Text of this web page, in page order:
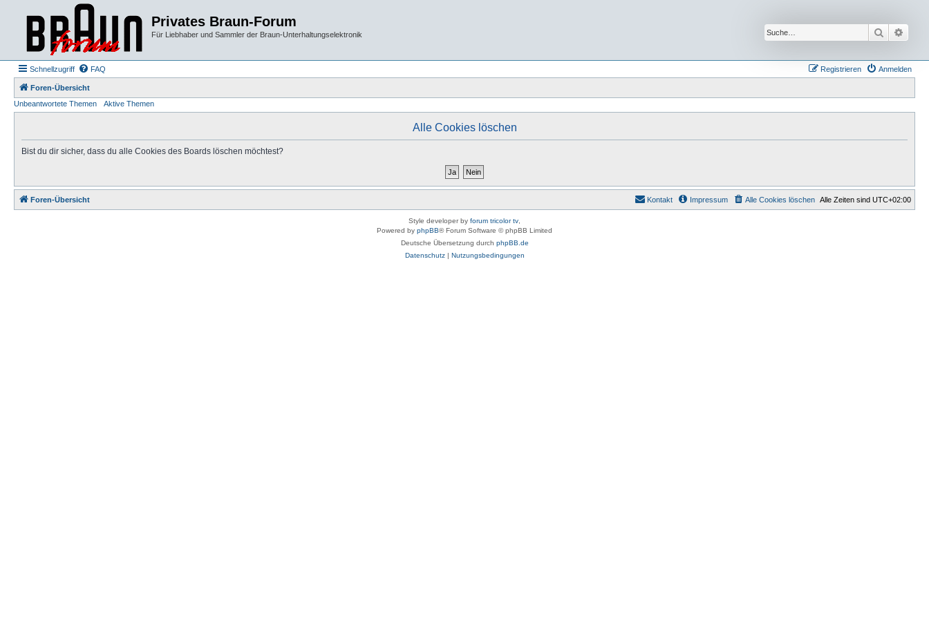
Privates Braun-Forum
Für Liebhaber und Sammler der Braun-Unterhaltungselektronik Suche
Schnellzugriff FAQ Anmelden
Registrieren
Foren-Übersicht
Unbeantwortete Themen
Aktive Themen
Alle Cookies löschen
Bist du dir sicher, dass du alle Cookies des Boards löschen möchtest?
Foren-Übersicht Alle Zeiten sind UTC+02:00
Alle Cookies löschen
Impressum
Kontakt
Style developer by forum tricolor tv
Powered by phpBB® Forum Software © phpBB Limited
Deutsche Übersetzung durch phpBB.de
Datenschutz| Nutzungsbedingungen